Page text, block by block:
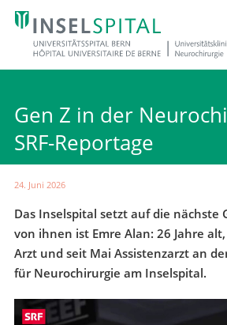
Gen Z in der
SRF-Reportage
24. Juni 2026
Das Inselspital setzt auf die nächste
von ihnen ist Emre Alan: 26 Jahre
Arzt und seit Mai Assistenzarzt an
für Neurochirurgie am Inselspital.